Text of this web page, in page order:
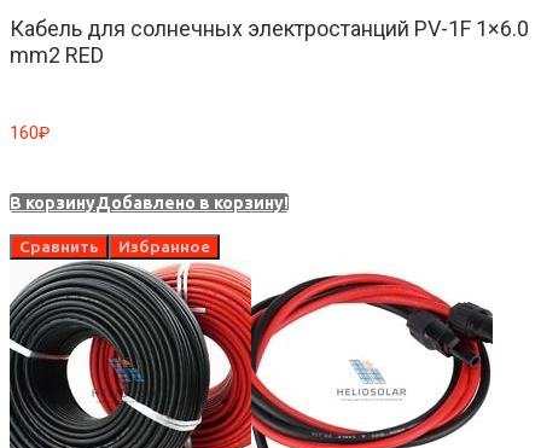
Кабель для солнечных электростанций PV-1F 1×6.0
mm2 RED
160₽
В корзинуДобавлено в корзину!
Сравнить Избранное